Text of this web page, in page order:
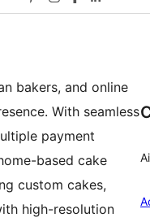
bakers, and online
With seamless
payment
based cake
custom cakes,
high-resolution